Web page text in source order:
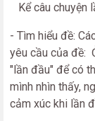
Kể câu chuyện
- Tìm hiểu đề:
yêu cầu của đề:
"lần đầu" để có
mình nhìn thấy,
cảm xúc khi lần